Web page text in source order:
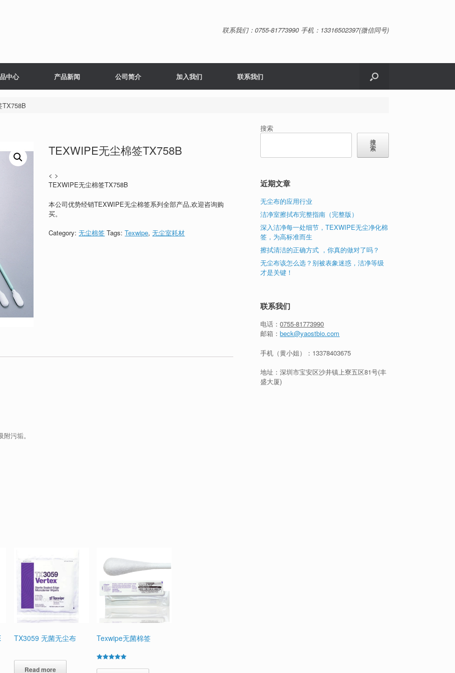
联系我们：0755-81773990 手机：13316502397(微信同号)
中心 产品新闻 公司简介 加入我们 联系我们
TEXWIPE无尘棉签TX758B
< >
TEXWIPE无尘棉签TX758B
本公司优势经销TEXWIPE无尘棉签系列全部产品,欢迎咨询购
买。
Category:无尘棉签 Tags:Texwipe,无尘室耗材
污垢。
TX3059 无菌无尘布
Read more
Texwipe无菌棉签
5.00
搜索
搜
索
近期文章
无尘布的应用行业
洁净室擦拭布完整指南（完整版）
深入洁净每一处细节，TEXWIPE无尘净化棉
签，为高标准而生
擦拭清洁的正确方式 ，你真的做对了吗？
无尘布该怎么选？别被表象迷惑，洁净等级
才是关键！
联系我们
电话：0755-81773990
邮箱：beck@yaostbio.com
手机（黄小姐）： 13378403675
地址：深圳市宝安区沙井镇上寮五区81号(丰
盛大厦)